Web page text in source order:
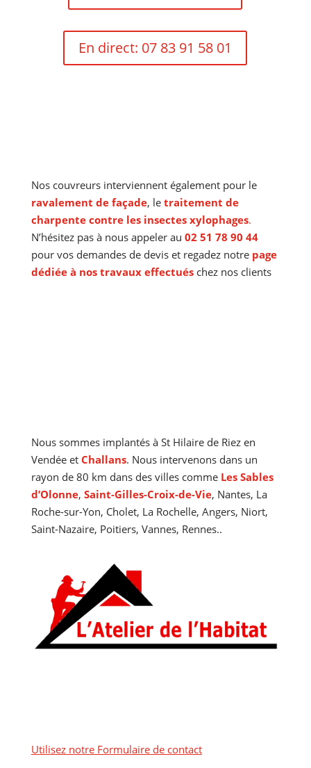
En direct: 07 83 91 58 01
Nos couvreurs interviennent également pour le
ravalement de façade, le traitement de
charpente contre les insectes xylophages.
N’hésitez pas à nous appeler au 02 51 78 90 44
pour vos demandes de devis et regadez notre page
dédiée à nos travaux effectuéschez nos clients
Nous sommes implantés à St Hilaire de Riez en
Vendée et Challans. Nous intervenons dans un
rayon de 80 km dans des villes comme Les Sables
d’Olonne, Saint-Gilles-Croix-de-Vie, Nantes, La
Roche-sur-Yon, Cholet, La Rochelle, Angers, Niort,
Saint-Nazaire, Poitiers, Vannes, Rennes..
Utilisez notre Formulaire de contact